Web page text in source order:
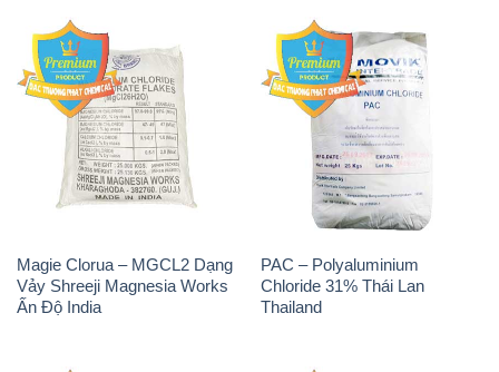
Magie Clorua – MGCL2 Dạng
Vảy Shreeji Magnesia Works
Ấn Độ India
PAC – Polyaluminium
Chloride 31% Thái Lan
Thailand